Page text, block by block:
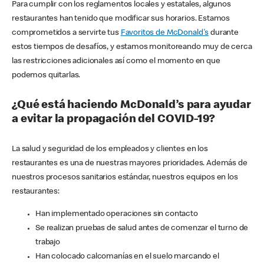
Para cumplir con los reglamentos locales y estatales, algunos
restaurantes han tenido que modificar sus horarios. Estamos
comprometidos a servirte tus Favoritos de McDonald's durante
estos tiempos de desafíos, y estamos monitoreando muy de cerca
las restricciones adicionales así como el momento en que
podemos quitarlas.
¿Qué está haciendo McDonald’s para ayudar
a evitar la propagación del COVID-19?
La salud y seguridad de los empleados y clientes en los
restaurantes es una de nuestras mayores prioridades. Además de
nuestros procesos sanitarios estándar, nuestros equipos en los
restaurantes:
Han implementado operaciones sin contacto
Se realizan pruebas de salud antes de comenzar el turno de
trabajo
Han colocado calcomanías en el suelo marcando el